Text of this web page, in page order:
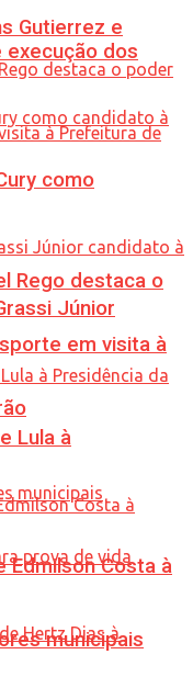
Rego destaca o
em visita à
municipais
Gutierrez e
dos
como
Júnior
Lula à
Edmilson Costa à